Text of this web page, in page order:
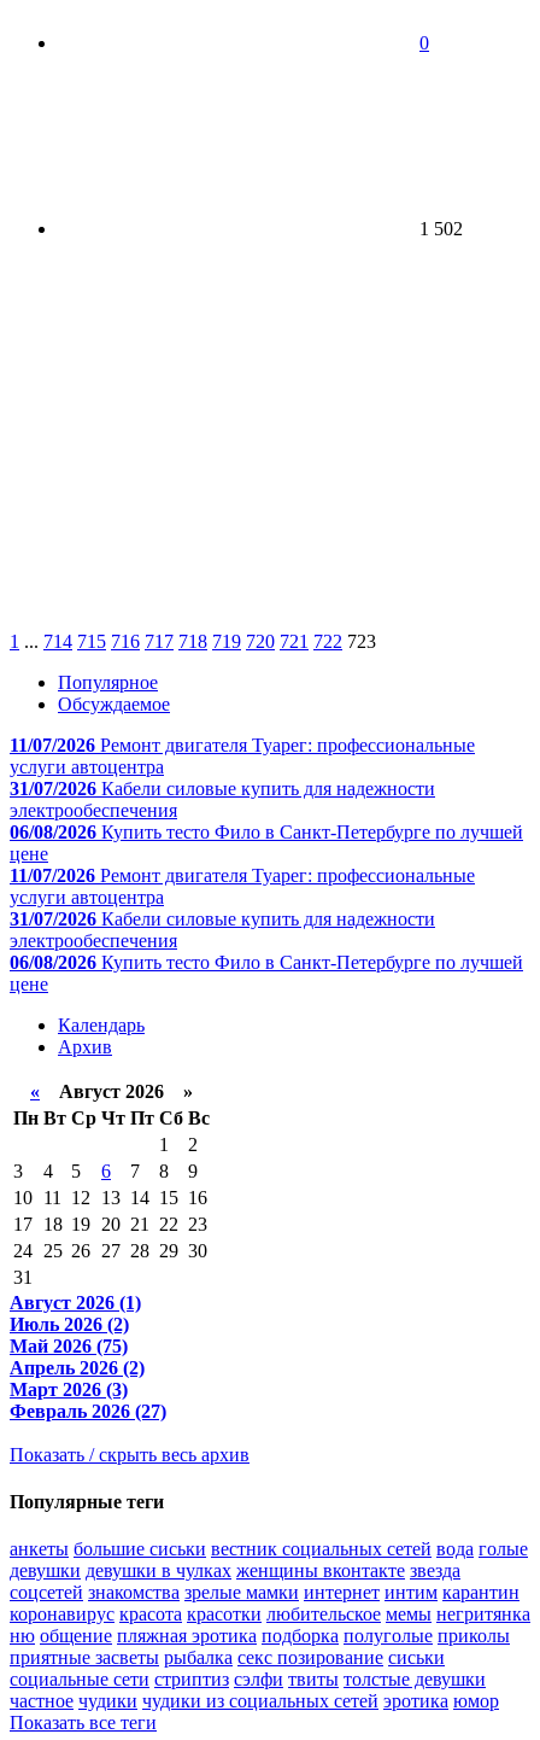
0
1 502
1 ... 714 715 716 717 718 719 720 721 722 723
Популярное
Обсуждаемое
11/07/2026 Ремонт двигателя Туарег: профессиональные
услуги автоцентра
31/07/2026 Кабели силовые купить для надежности
электрообеспечения
06/08/2026 Купить тесто Фило в Санкт-Петербурге по лучшей
цене
11/07/2026 Ремонт двигателя Туарег: профессиональные
услуги автоцентра
31/07/2026 Кабели силовые купить для надежности
электрообеспечения
06/08/2026 Купить тесто Фило в Санкт-Петербурге по лучшей
цене
Календарь
Архив
« Август 2026 »
Пн Вт Ср Чт Пт Сб Вс
1
2
3
4 5 6 7 8
9
10 11 12 13 14 15 16
17 18 19 20 21 22 23
24 25 26 27 28 29 30
31
Август 2026 (1)
Июль 2026 (2)
Май 2026 (75)
Апрель 2026 (2)
Март 2026 (3)
Февраль 2026 (27)
Показать / скрыть весь архив
Популярные теги
анкеты большие сиськи вестник социальных сетей вода голые
девушки девушки в чулках женщины вконтакте звезда
соцсетей знакомства зрелые мамки интернет интим карантин
коронавирус красота красотки любительское мемы негритянка
ню общение пляжная эротика подборка полуголые приколы
приятные засветы рыбалка секс позирование сиськи
социальные сети стриптиз сэлфи твиты толстые девушки
частное чудики чудики из социальных сетей эротика юмор
Показать все теги